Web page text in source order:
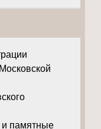
памятные